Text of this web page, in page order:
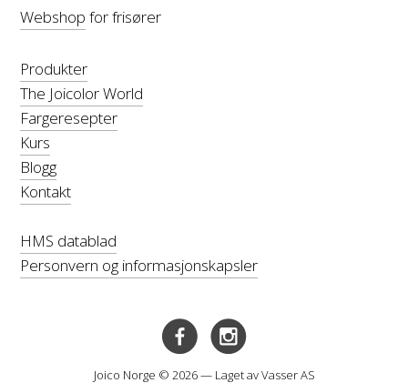
Webshop for frisører
Produkter
The Joicolor World
Fargeresepter
Kurs
Blogg
Kontakt
HMS datablad
Personvern og informasjonskapsler
Joico Norge © 2026 — Laget avVasser AS